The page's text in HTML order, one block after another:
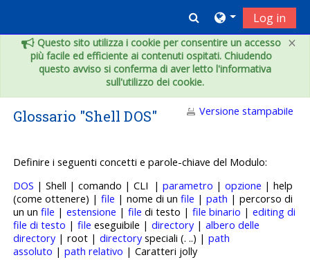
×
Questo sito utilizza i cookie per consentire un accesso
più facile ed efficiente ai contenuti ospitati. Chiudendo
questo avviso si conferma di aver letto l'informativa
sull'utilizzo dei cookie.
Toggle search
Log in
Glossario "Shell DOS" Versione stampabile
Definire i seguenti concetti e parole-chiave del Modulo:
DOS | Shell | comando | CLI |parametro |opzione | help
(come ottenere) |file | nome di unfile |path | percorso di
un unfile |estensione |file di testo |file binario |editing di
file di testo |file eseguibile |directory |albero delle
directory | root |directory speciali (. ..) |path
assoluto |path relativo | Caratteri jolly